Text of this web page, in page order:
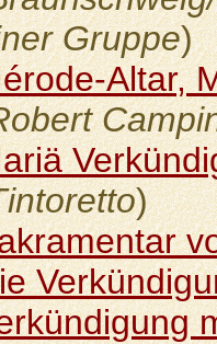
Gruppe)
Altar,
)